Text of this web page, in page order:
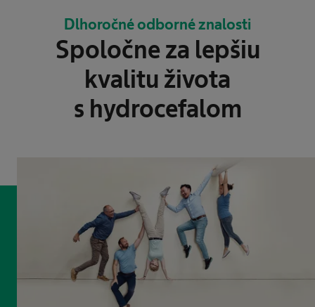
Dlhoročné odborné znalosti
Spoločne za lepšiu
kvalitu života
s hydrocefalom